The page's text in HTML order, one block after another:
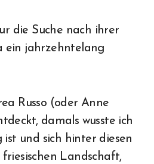
die Suche nach ihrer
ein jahrzehntelang
Russo (oder Anne
damals wusste ich
und sich hinter diesen
Landschaft,